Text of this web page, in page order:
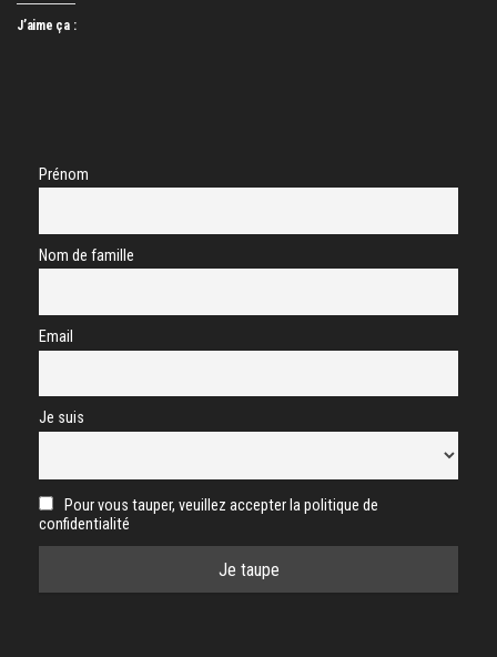
J’aime ça :
Prénom
Nom de famille
Email
Je suis
Pour vous tauper, veuillez accepter la politique de
confidentialité